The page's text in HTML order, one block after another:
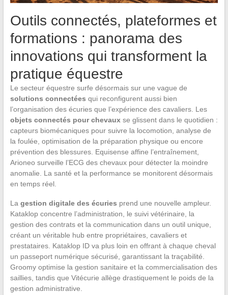
Outils connectés, plateformes et
formations : panorama des
innovations qui transforment la
pratique équestre
Le secteur équestre surfe désormais sur une vague de
solutions connectées qui reconfigurent aussi bien
l’organisation des écuries que l’expérience des cavaliers. Les
objets connectés pour chevauxse glissent dans le quotidien :
capteurs biomécaniques pour suivre la locomotion, analyse de
la foulée, optimisation de la préparation physique ou encore
prévention des blessures. Equisense affine l’entraînement,
Arioneo surveille l’ECG des chevaux pour détecter la moindre
anomalie. La santé et la performance se monitorent désormais
en temps réel.
La gestion digitale des écuries prend une nouvelle ampleur.
Kataklop concentre l’administration, le suivi vétérinaire, la
gestion des contrats et la communication dans un outil unique,
créant un véritable hub entre propriétaires, cavaliers et
prestataires. Kataklop ID va plus loin en offrant à chaque cheval
un passeport numérique sécurisé, garantissant la traçabilité.
Groomy optimise la gestion sanitaire et la commercialisation des
saillies, tandis que Vitécurie allège drastiquement le poids de la
gestion administrative.